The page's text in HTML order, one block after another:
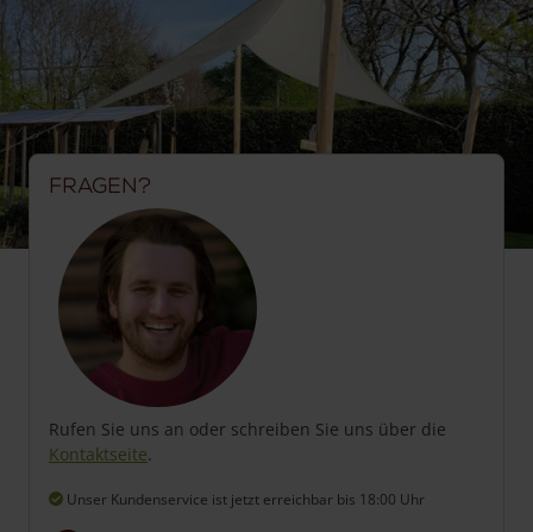
Fragen?
Rufen Sie uns an oder schreiben Sie uns über die
Kontaktseite.
Unser Kundenservice ist jetzt erreichbar bis 18:00 Uhr